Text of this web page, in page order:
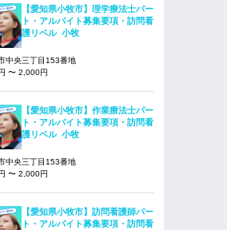
【愛知県小牧市】理学療法士パー
ト・アルバイト募集要項・訪問看
護リベル 小牧
中央三丁目153番地
〜 2,000円
【愛知県小牧市】作業療法士パー
ト・アルバイト募集要項・訪問看
護リベル 小牧
中央三丁目153番地
〜 2,000円
【愛知県小牧市】訪問看護師パー
ト・アルバイト募集要項・訪問看